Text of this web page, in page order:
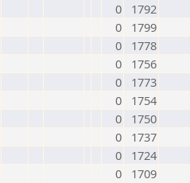
0
1792
0
1799
0
1778
0
1756
0
1773
0
1754
0
1750
0
1737
0
1724
0
1709